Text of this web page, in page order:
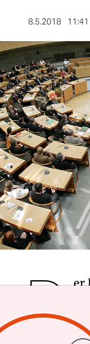
8.5.2018
D er
Nazi-